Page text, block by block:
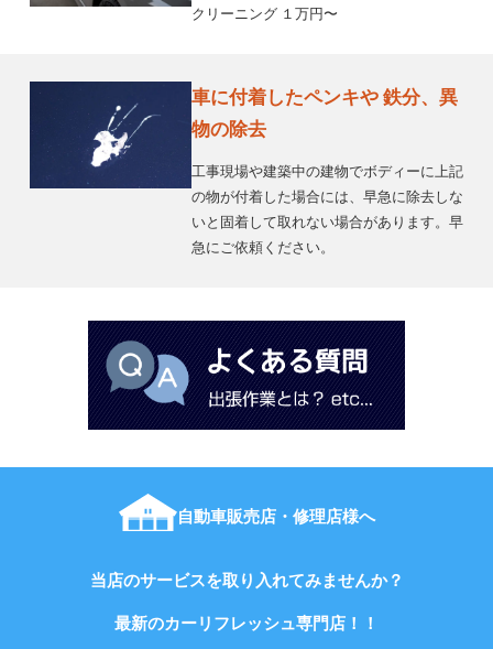
クリーニング １万円〜
車に付着したペンキや 鉄分、異
物の除去
工事現場や建築中の建物でボディーに上記
の物が付着した場合には、早急に除去しな
いと固着して取れない場合があります。早
急にご依頼ください。
自動車販売店・修理店様へ
当店のサービスを取り入れてみませんか？
最新のカーリフレッシュ専門店！！